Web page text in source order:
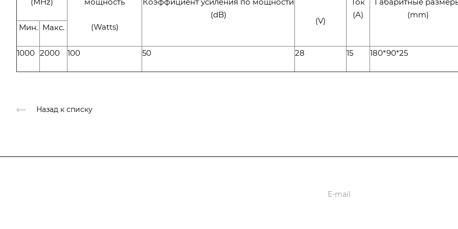
(Watts)
(dB)
(V)
(A)
(mm)
Мин. Макс.
1000 2000 100 50 28 15 180*90*25
Назад к списку